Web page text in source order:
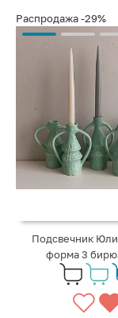
Распродажа-29%
Подсвечник
форма 3